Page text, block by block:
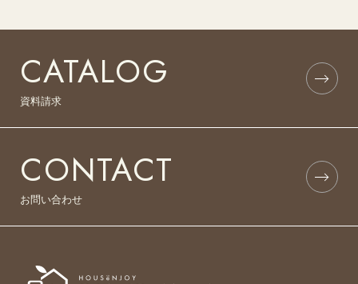
CATALOG
資料請求
CONTACT
お問い合わせ